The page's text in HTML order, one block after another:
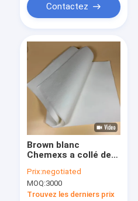
Contactez
Brown blanc
Chemexs a collé des
place de Prefolded
pour le brasseur de la
tasse 1-3
Prix:negotiated
MOQ:3000
Trouvez les derniers prix